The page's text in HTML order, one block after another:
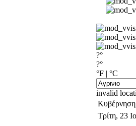
?°
?°
°F | °C
invalid
Κυβέρνηση
Τρίτη, 23